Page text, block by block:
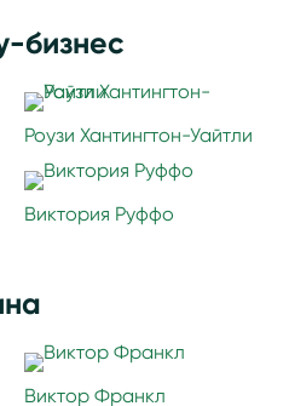
бизнес
Роузи Хантингтон-Уайтли
Виктория Руффо
Виктор Франкл